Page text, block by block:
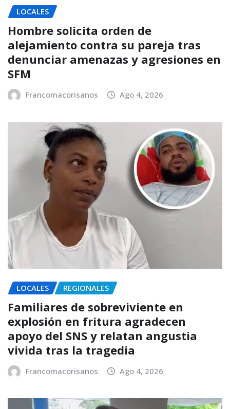
LOCALES
Hombre solicita orden de
alejamiento contra su pareja tras
denunciar amenazas y agresiones en
SFM
Francomacorisanos Ago 4, 2026
LOCALES REGIONALES
Familiares de sobreviviente en
explosión en fritura agradecen
apoyo del SNS y relatan angustia
vivida tras la tragedia
Francomacorisanos Ago 4, 2026